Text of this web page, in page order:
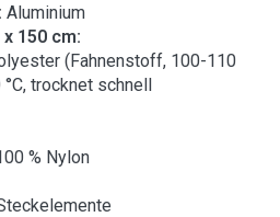
Aluminium
150 cm:
(Fahnenstoff, 100-110
trocknet schnell
% Nylon